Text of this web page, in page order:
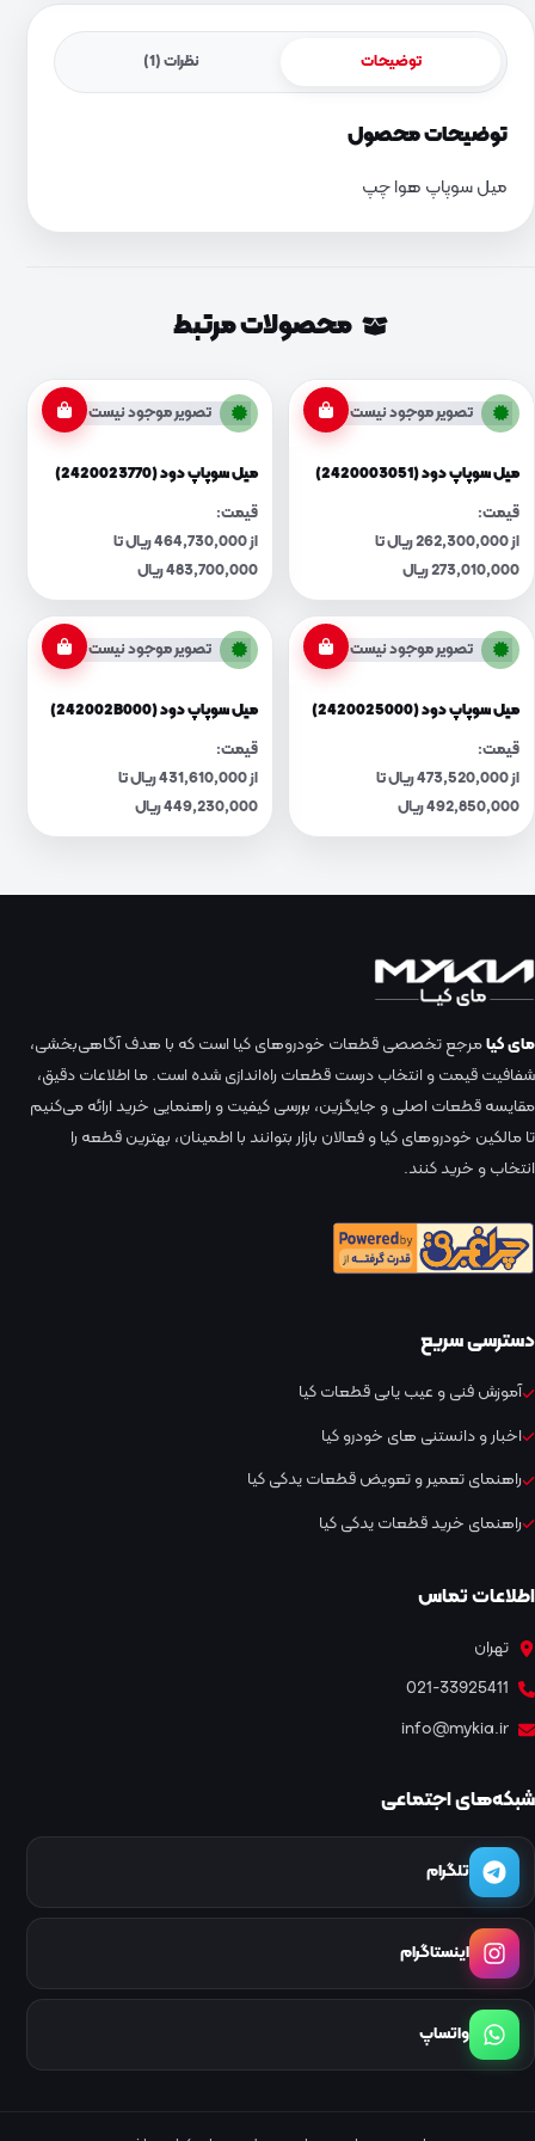
توضیحات نظرات (1)
توضیحات محصول
میل سوپاپ هوا چپ
محصولات مرتبط
تصویر موجود نیست
میل سوپاپ دود (2420003051)
قیمت:
از 262,300,000 ریال تا
273,010,000 ریال
تصویر موجود نیست
میل سوپاپ دود (2420023770)
قیمت:
از 464,730,000 ریال تا
483,700,000 ریال
تصویر موجود نیست
میل سوپاپ دود (2420025000)
قیمت:
از 473,520,000 ریال تا
492,850,000 ریال
تصویر موجود نیست
میل سوپاپ دود (242002B000)
قیمت:
از 431,610,000 ریال تا
449,230,000 ریال
مای کیامرجع تخصصی قطعات خودروهای کیا است که با هدف آگاهی‌بخشی،
شفافیت قیمت و انتخاب درست قطعات راه‌اندازی شده است. ما اطلاعات دقیق،
مقایسه قطعات اصلی و جایگزین، بررسی کیفیت و راهنمایی خرید ارائه می‌کنیم
تا مالکین خودروهای کیا و فعالان بازار بتوانند با اطمینان، بهترین قطعه را
انتخاب و خرید کنند.
دسترسی سریع
آموزش فنی و عیب یابی قطعات کیا
اخبار و دانستنی های خودرو کیا
راهنمای تعمیر و تعویض قطعات یدکی کیا
راهنمای خرید قطعات یدکی کیا
اطلاعات تماس
تهران
021-33925411
info@mykia.ir
شبکه‌های اجتماعی
تلگرام
اینستاگرام
واتساپ